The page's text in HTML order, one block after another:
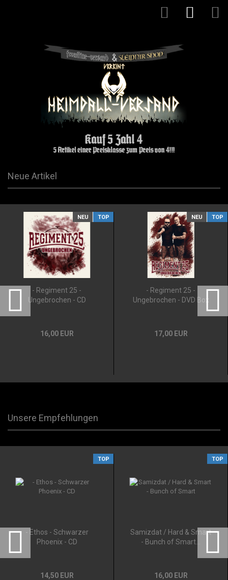
Neue Artikel
NEU TOP
- Regiment 25 -
Ungebrochen - CD
16,00 EUR
NEU TOP
- Regiment 25 -
Ungebrochen - DVD Box
17,00 EUR
Unsere Empfehlungen
TOP
- Ethos - Schwarzer
Phoenix - CD
14,50 EUR
TOP
Samizdat / Hard & Smart
- Bunch of Smart...
16,00 EUR